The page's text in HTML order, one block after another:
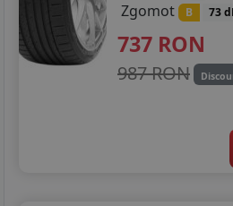
Zgomot B 73
737 RON
987 RON